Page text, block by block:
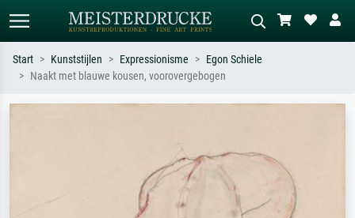
een boom.
Start Kunststijlen Expressionisme
Egon Schiele
Naakt met blauwe kousen, voorovergebogen